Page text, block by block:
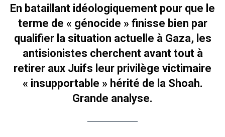
En bataillant idéologiquement pour que le
terme de « génocide » finisse bien par
qualifier la situation actuelle à Gaza, les
antisionistes cherchent avant tout à
retirer aux Juifs leur privilège victimaire
« insupportable » hérité de la Shoah.
Grande analyse.